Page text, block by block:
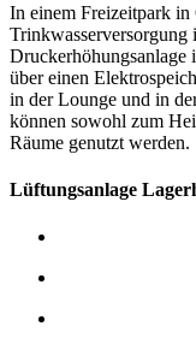
In einem Freizeitpark
Trinkwasserversorgung
Druckerhöhungsanlage
über einen
in der Lounge und in
können sowohl zum
Räume genutzt werden.
Lüftungsanlage